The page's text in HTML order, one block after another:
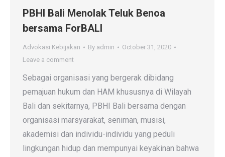
PBHI Bali Menolak Teluk Benoa
bersama ForBALI
Advokasi Kebijakan By admin
October 31, 2020
Leave a comment
Sebagai organisasi yang bergerak dibidang
pemajuan hukum dan HAM khususnya di Wilayah
Bali dan sekitarnya, PBHI Bali bersama dengan
organisasi marsyarakat, seniman, musisi,
akademisi dan individu-individu yang peduli
lingkungan hidup dan mempunyai keyakinan bahwa